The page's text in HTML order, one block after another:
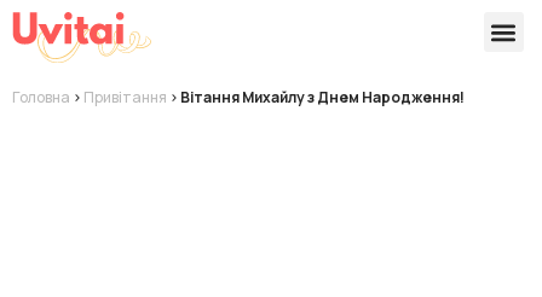
Головна > Привітання > Вітання Михайлу з Днем Народження!